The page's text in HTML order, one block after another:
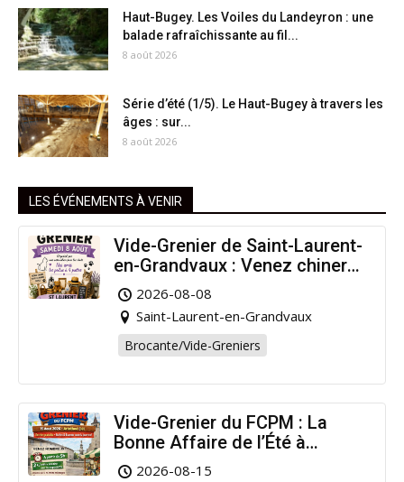
Haut-Bugey. Les Voiles du Landeyron : une
balade rafraîchissante au fil...
8 août 2026
Série d’été (1/5). Le Haut-Bugey à travers les
âges : sur...
8 août 2026
LES ÉVÉNEMENTS À VENIR
Vide-Grenier de Saint-Laurent-
en-Grandvaux : Venez chiner
pour la bonne cause !
2026-08-08
Saint-Laurent-en-Grandvaux
Brocante/Vide-Greniers
Vide-Grenier du FCPM : La
Bonne Affaire de l’Été à
Arinthod !
2026-08-15